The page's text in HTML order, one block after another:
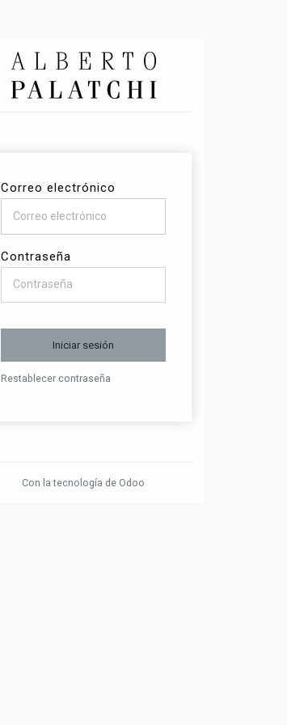
Correo electrónico
Contraseña
Iniciar sesión
Restablecer contraseña
Con la tecnología de Odoo